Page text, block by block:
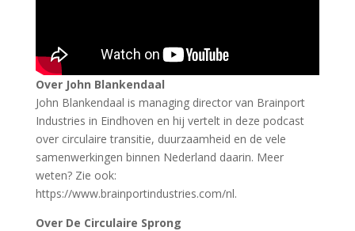
Over John Blankendaal
John Blankendaal is managing director van Brainport
Industries in Eindhoven en hij vertelt in deze podcast
over circulaire transitie, duurzaamheid en de vele
samenwerkingen binnen Nederland daarin. Meer
weten? Zie ook:
https://www.brainportindustries.com/nl.
Over De Circulaire Sprong